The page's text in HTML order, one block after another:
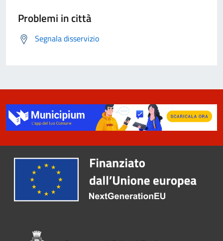
Problemi in città
Segnala disservizio